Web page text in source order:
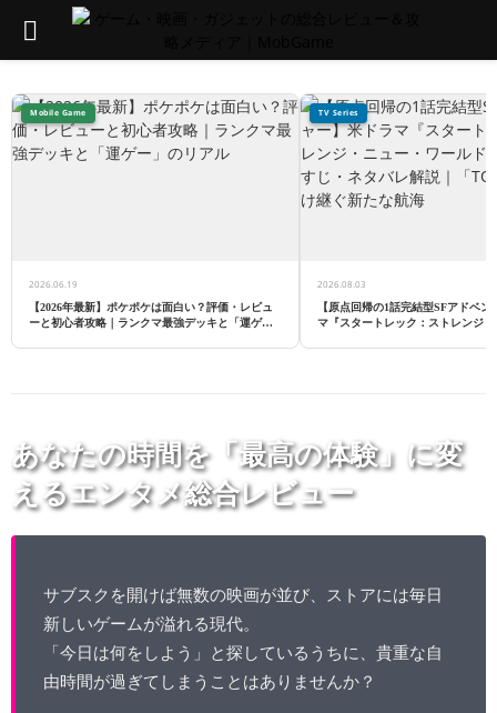
PRIMARY
MENU
Mobile Game
2026.06.19
【2026年最新】ポケポケは面白い？評価・レビュ
ーと初心者攻略｜ランクマ最強デッキと「運ゲ
TV Series
2026.08.03
【原点回帰の1話完結型SFアドベン
マ『スタートレック：ストレンジ
あなたの時間を「最高の体験」に変
えるエンタメ総合レビュー
サブスクを開けば無数の映画が並び、ストアには毎日
新しいゲームが溢れる現代。
「今日は何をしよう」と探しているうちに、貴重な自
由時間が過ぎてしまうことはありませんか？